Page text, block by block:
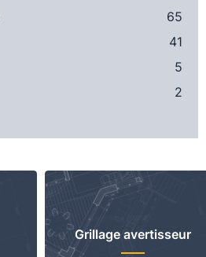
65
41
5
2
Grillage avertisseur